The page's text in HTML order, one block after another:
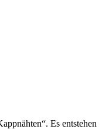
Es entstehen